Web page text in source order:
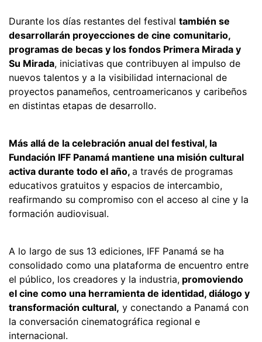
Durante los días restantes del festival también se
desarrollarán proyecciones de cine comunitario,
programas de becas y los fondos Primera Mirada y
Su Mirada, iniciativas que contribuyen al impulso de
nuevos talentos y a la visibilidad internacional de
proyectos panameños, centroamericanos y caribeños
en distintas etapas de desarrollo.
Más allá de la celebración anual del festival, la
Fundación IFF Panamá mantiene una misión cultural
activa durante todo el año, a través de programas
educativos gratuitos y espacios de intercambio,
reafirmando su compromiso con el acceso al cine y la
formación audiovisual.
A lo largo de sus 13 ediciones, IFF Panamá se ha
consolidado como una plataforma de encuentro entre
el público, los creadores y la industria, promoviendo
el cine como una herramienta de identidad, diálogo y
transformación cultural, y conectando a Panamá con
la conversación cinematográfica regional e
internacional.